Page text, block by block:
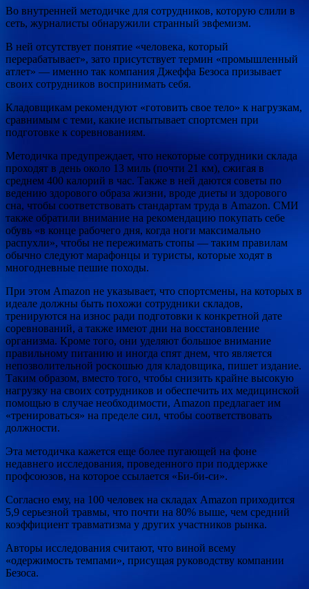
Во внутренней методичке для сотрудников, которую слили в
сеть, журналисты обнаружили странный эвфемизм.
В ней отсутствует понятие «человека, который
перерабатывает», зато присутствует термин «промышленный
атлет» — именно так компания Джеффа Безоса призывает
своих сотрудников воспринимать себя.
Кладовщикам рекомендуют «готовить свое тело» к нагрузкам,
сравнимым с теми, какие испытывает спортсмен при
подготовке к соревнованиям.
Методичка предупреждает, что некоторые сотрудники склада
проходят в день около 13 миль (почти 21 км), сжигая в
среднем 400 калорий в час. Также в ней даются советы по
ведению здорового образа жизни, вроде диеты и здорового
сна, чтобы соответствовать стандартам труда в Amazon. СМИ
также обратили внимание на рекомендацию покупать себе
обувь «в конце рабочего дня, когда ноги максимально
распухли», чтобы не пережимать стопы — таким правилам
обычно следуют марафонцы и туристы, которые ходят в
многодневные пешие походы.
При этом Amazon не указывает, что спортсмены, на которых в
идеале должны быть похожи сотрудники складов,
тренируются на износ ради подготовки к конкретной дате
соревнований, а также имеют дни на восстановление
организма. Кроме того, они уделяют большое внимание
правильному питанию и иногда спят днем, что является
непозволительной роскошью для кладовщика, пишет издание.
Таким образом, вместо того, чтобы снизить крайне высокую
нагрузку на своих сотрудников и обеспечить их медицинской
помощью в случае необходимости, Amazon предлагает им
«тренироваться» на пределе сил, чтобы соответствовать
должности.
Эта методичка кажется еще более пугающей на фоне
недавнего исследования, проведенного при поддержке
профсоюзов, на которое ссылается «Би-би-си».
Согласно ему, на 100 человек на складах Amazon приходится
5,9 серьезной травмы, что почти на 80% выше, чем средний
коэффициент травматизма у других участников рынка.
Авторы исследования считают, что виной всему
«одержимость темпами», присущая руководству компании
Безоса.